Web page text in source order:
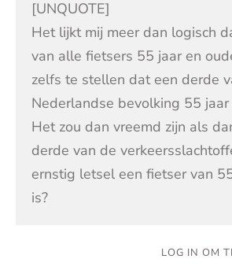
[UNQUOTE]
Het lijkt mij meer dan logisch
van alle fietsers 55 jaar en
zelfs te stellen dat een derde
Nederlandse bevolking 55
Het zou dan vreemd zijn als
derde van de
ernstig letsel een fietser van
is?
LOG IN OM